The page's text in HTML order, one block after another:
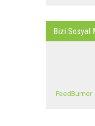
Bizi Sosyal
FeedBurner